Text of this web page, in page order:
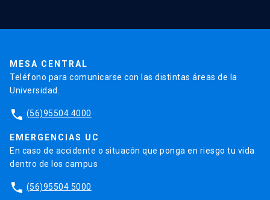
Admisión
MESA CENTRAL
Teléfono para comunicarse con las distintas áreas de la
Universidad.
phone (56)95504 4000
EMERGENCIAS UC
En caso de accidente o situacón que ponga en riesgo tu vida
dentro de los campus
phone (56)95504 5000